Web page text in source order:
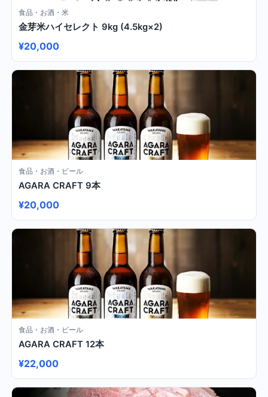
食品・お酒・米
金芽米ハイセレクト 9kg (4.5kg×2)
¥20,000
食品・お酒・ビール
AGARA CRAFT 9本
¥20,000
食品・お酒・ビール
AGARA CRAFT 12本
¥22,000